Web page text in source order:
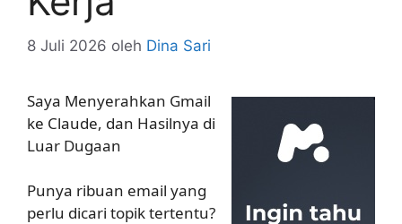
8 Juli 2026 oleh Dina Sari
Saya Menyerahkan Gmail
ke Claude, dan Hasilnya di
Luar Dugaan
Punya ribuan email yang
perlu dicari topik tertentu?